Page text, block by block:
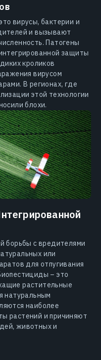
вирусы, бактерии и
и вызывают
Патогены
защиты
кроликов
вирусом
В регионах, где
этой технологии
блохи.
борьбы с вредителями
или
для отпугивания
– это
растительные
натуральным
наиболее
растений и причиняют
животных и